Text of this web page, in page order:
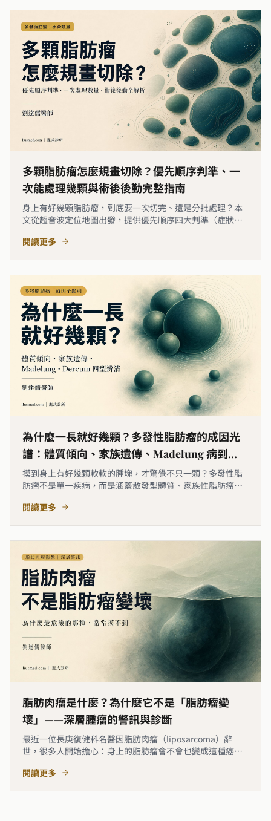
多顆脂肪瘤怎麼規畫切除？優先順序判準、一
次能處理幾顆與術後後勤完整指南
身上有好幾顆脂肪瘤，到底要一次切完、還是分批處理？本
文從超音波定位地圖出發，提供優先順序四大判準（症狀／
處理上限、分次 vs 一次的取捨對照，以及多傷口術後的後勤
閱讀更多
為什麼一長就好幾顆？多發性脂肪瘤的成因光
譜：體質傾向、家族遺傳、Madelung 病到
Dercum 病全鑑別
摸到身上有好幾顆軟軟的腫塊，才驚覺不只一顆？多發性脂
肪瘤不是單一疾病，而是涵蓋散發型體質、家族性脂肪瘤病
Dercum 病（疼痛性脂肪瘤病）的成因光譜。本文帶你了解
閱讀更多
脂肪肉瘤是什麼？為什麼它不是「脂肪瘤變
壞」——深層腫瘤的警訊與診斷
最近一位長庚復健科名醫因脂肪肉瘤（liposarcoma）辭
世，很多人開始擔心：身上的脂肪瘤會不會也變成這種癌
來的，它從一開始就是另一種惡性腫瘤。而且最棘手的型態
閱讀更多